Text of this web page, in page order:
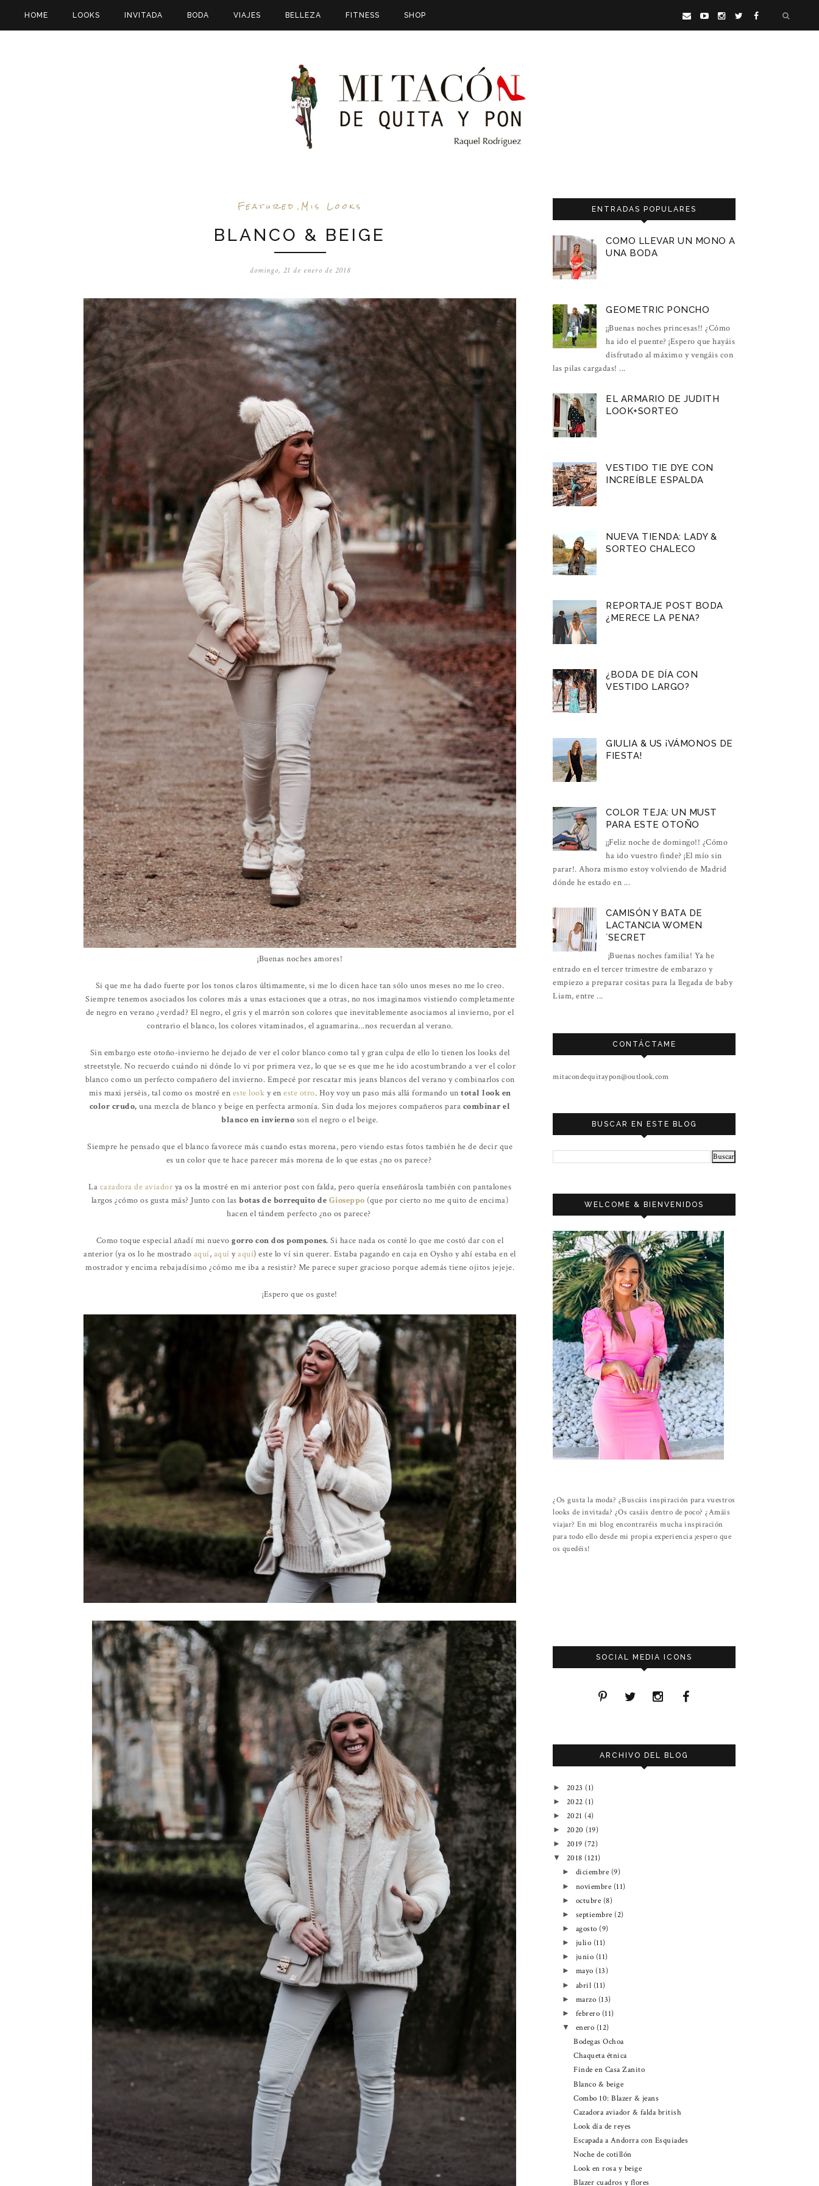
HOME LOOKS INVITADA BODA VIAJES BELLEZA FITNESS SHOP
Featured , Mis Looks
BLANCO & BEIGE
domingo, 21 de enero de 2018
¡Buenas noches amores!
Si que me ha dado fuerte por los tonos claros últimamente, si me lo dicen hace tan sólo unos meses no me lo creo.
Siempre tenemos asociados los colores más a unas estaciones que a otras, no nos imaginamos vistiendo completamente
de negro en verano ¿verdad? El negro, el gris y el marrón son colores que inevitablemente asociamos al invierno, por el
contrario el blanco, los colores vitaminados, el aguamarina...nos recuerdan al verano.
Sin embargo este otoño-invierno he dejado de ver el color blanco como tal y gran culpa de ello lo tienen los looks del
streetstyle. No recuerdo cuándo ni dónde lo vi por primera vez, lo que se es que me he ido acostumbrando a ver el color
blanco como un perfecto compañero del invierno. Empecé por rescatar mis jeans blancos del verano y combinarlos con
mis maxi jerséis, tal como os mostré en este look y en este otro. Hoy voy un paso más allá formando un total look en
color crudo, una mezcla de blanco y beige en perfecta armonía. Sin duda los mejores compañeros para combinar el
blanco en invierno son el negro o el beige.
Siempre he pensado que el blanco favorece más cuando estas morena, pero viendo estas fotos también he de decir que
es un color que te hace parecer más morena de lo que estas ¿no os parece?
La cazadora de aviador ya os la mostré en mi anterior post con falda, pero quería enseñárosla también con pantalones
largos ¿cómo os gusta más? Junto con lasbotas de borrequito de Gioseppo (que por cierto no me quito de encima)
hacen el tándem perfecto ¿no os parece?
Como toque especial añadí mi nuevogorro con dos pompones.Si hace nada os conté lo que me costó dar con el
anterior (ya os lo he mostrado aquí, aquí yaquí) este lo ví sin querer. Estaba pagando en caja en Oysho y ahí estaba en el
mostrador y encima rebajadísimo ¿cómo me iba a resistir? Me parece super gracioso porque además tiene ojitos jejeje.
¡Espero que os guste!
ENTRADAS POPULARES
COMO LLEVAR UN MONO A
UNA BODA
GEOMETRIC PONCHO
¡¡Buenas noches princesas!! ¿Cómo
ha ido el puente? ¡Espero que hayáis
disfrutado al máximo y vengáis con
las pilas cargadas! ...
EL ARMARIO DE JUDITH
LOOK+SORTEO
VESTIDO TIE DYE CON
INCREÍBLE ESPALDA
NUEVA TIENDA: LADY &
SORTEO CHALECO
REPORTAJE POST BODA
¿MERECE LA PENA?
¿BODA DE DÍA CON
VESTIDO LARGO?
GIULIA & US ¡VÁMONOS DE
FIESTA!
COLOR TEJA: UN MUST
PARA ESTE OTOÑO
¡¡Feliz noche de domingo!! ¿Cómo
ha ido vuestro finde? ¡El mío sin
parar!. Ahora mismo estoy volviendo de Madrid
dónde he estado en ...
CAMISÓN Y BATA DE
LACTANCIA WOMEN
´SECRET
¡Buenas noches familia! Ya he
entrado en el tercer trimestre de embarazo y
empiezo a preparar cositas para la llegada de baby
Liam, entre ...
CONTÁCTAME
mitacondequitaypon@outlook.com
BUSCAR EN ESTE BLOG
WELCOME & BIENVENIDOS
¿Os gusta la moda? ¿Buscáis inspiración para vuestros
looks de invitada? ¿Os casáis dentro de poco? ¿Amáis
viajar? En mi blog encontraréis mucha inspiración
para todo ello desde mi propia experiencia ¡espero que
os quedéis!
SOCIAL MEDIA ICONS
ARCHIVO DEL BLOG
► 2023 (1)
► 2022 (1)
► 2021 (4)
► 2020 (19)
► 2019 (72)
▼ 2018 (121)
► diciembre (9)
► noviembre (11)
► octubre (8)
► septiembre (2)
► agosto (9)
► julio (11)
► junio (11)
► mayo (13)
► abril (11)
► marzo (13)
► febrero (11)
▼ enero (12)
Bodegas Ochoa
Chaqueta étnica
Finde en Casa Zanito
Blanco & beige
Combo 10: Blazer & jeans
Cazadora aviador & falda british
Look día de reyes
Escapada a Andorra con Esquiades
Noche de cotillón
Look en rosa y beige
Blazer cuadros y flores